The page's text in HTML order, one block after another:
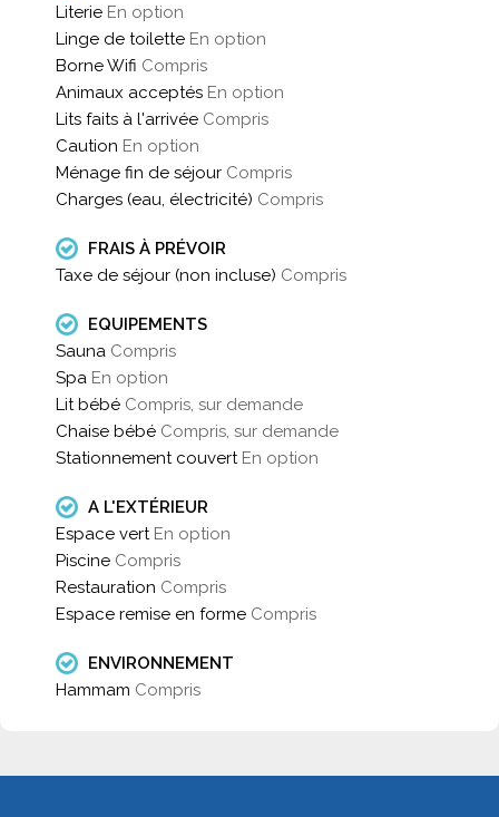
Literie En option
Linge de toilette En option
Borne Wifi Compris
Animaux acceptés En option
Lits faits à l'arrivée Compris
Caution En option
Ménage fin de séjour Compris
Charges (eau, électricité) Compris
FRAIS À PRÉVOIR
Taxe de séjour (non incluse) Compris
EQUIPEMENTS
Sauna Compris
Spa En option
Lit bébé Compris, sur demande
Chaise bébé Compris, sur demande
Stationnement couvert En option
A L'EXTÉRIEUR
Espace vert En option
Piscine Compris
Restauration Compris
Espace remise en forme Compris
ENVIRONNEMENT
Hammam Compris